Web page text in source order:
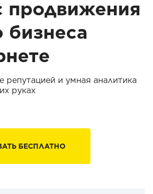
продвижения
бизнеса
репутацией и умная аналитика
руках
БЕСПЛАТНО